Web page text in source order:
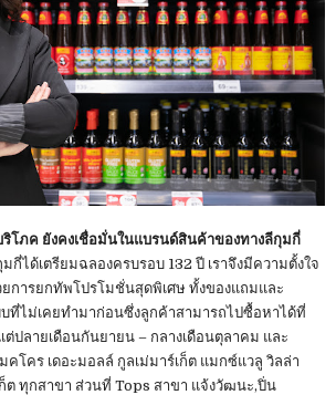
โภค ยังคงเชื่อมั่นในแบรนด์สินค้าของทางลีกุมกี่
กี่ได้เตรียมฉลองครบรอบ 132 ปี เราจึงมีความตั้งใจ
การยกทัพโปรโมชั่นสุดพิเศษ ทั้งของแถมและ
ที่ไม่เคยทำมาก่อนซึ่งลูกค้าสามารถไปซื้อหาได้ที่
ต่ปลายเดือนกันยายน – กลางเดือนตุลาคม และ
คโคร เดอะมอลล์ กูลเม่มาร์เก็ต แมกซ์แวลู วิลล่า
ต ทุกสาขา ส่วนที่ Tops สาขา แจ้งวัฒนะ,ปิ่น